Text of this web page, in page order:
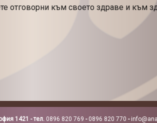
отговорни към своето здраве и към
1421 - тел. 0896 820 769 - 0896 820 770 -